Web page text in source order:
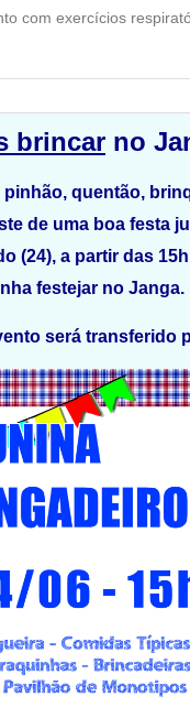
com exercícios
brincar no
quentão,
de uma boa festa
(24), a partir das
festejar no Janga.
será transferido